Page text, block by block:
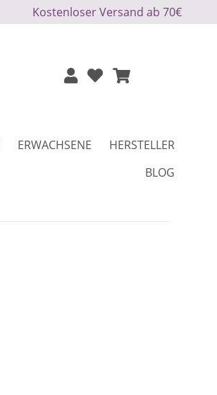
Kostenloser Versand ab 70€
ERWACHSENE
HERSTELLER
BLOG